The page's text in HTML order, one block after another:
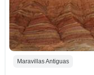
Maravillas Antiguas